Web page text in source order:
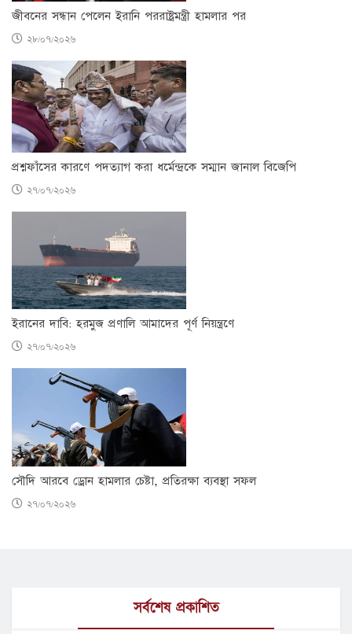
জীবনের সন্ধান পেলেন ইরানি পররাষ্ট্রমন্ত্রী হামলার পর
২৮/০৭/২০২৬
প্রশ্নফাঁসের কারণে পদত্যাগ করা ধর্মেন্দ্রকে সম্মান জানাল বিজেপি
২৭/০৭/২০২৬
ইরানের দাবি: হরমুজ প্রণালি আমাদের পূর্ণ নিয়ন্ত্রণে
২৭/০৭/২০২৬
সৌদি আরবে ড্রোন হামলার চেষ্টা, প্রতিরক্ষা ব্যবস্থা সফল
২৭/০৭/২০২৬
সর্বশেষ প্রকাশিত